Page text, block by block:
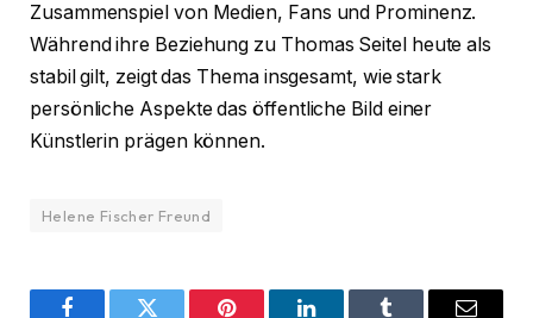
Zusammenspiel von Medien, Fans und Prominenz.
Während ihre Beziehung zu Thomas Seitel heute als
stabil gilt, zeigt das Thema insgesamt, wie stark
persönliche Aspekte das öffentliche Bild einer
Künstlerin prägen können.
Helene Fischer Freund